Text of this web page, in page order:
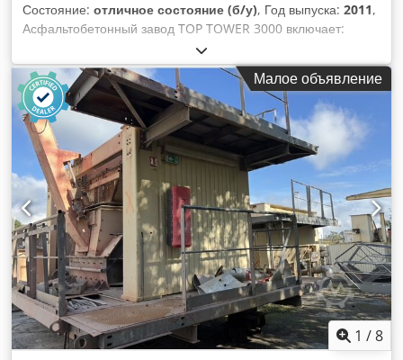
Состояние: отличное состояние (б/у), Год выпуска: 2011,
Асфальтобетонный завод TOP TOWER 3000 включает:
сушильный барабан Ermont + горелка CBS + фильтр и
бункер под фильтром + смеситель, 6 дозировочных
бункеров. 2 силоса для хранения битума. Год выпуска:
2011. Производительность: 200 тонн/час. Cedexpm Ttspfx
Antoha
Малое объявление
1 /8